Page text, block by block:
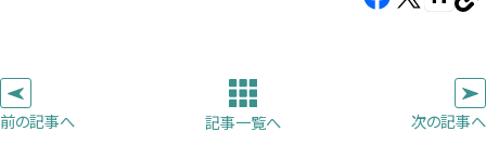
で
ー
前の記事へ 記事一覧へ 次の記事へ